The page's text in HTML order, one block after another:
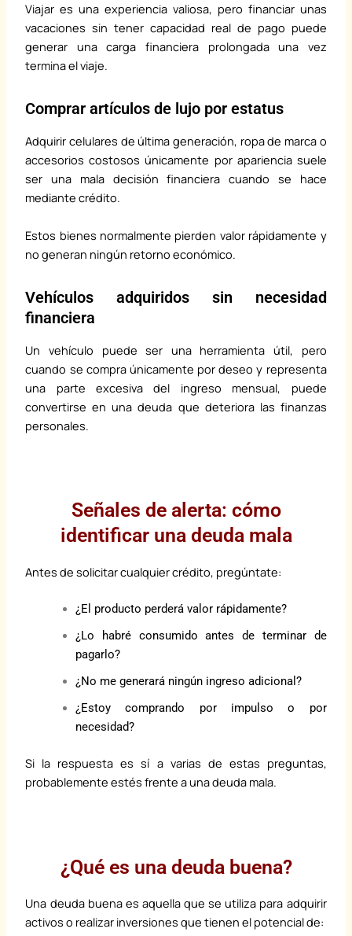
Viajar es una experiencia valiosa, pero financiar unas
vacaciones sin tener capacidad real de pago puede
generar una carga financiera prolongada una vez
termina el viaje.
Comprar artículos de lujo por estatus
Adquirir celulares de última generación, ropa de marca o
accesorios costosos únicamente por apariencia suele
ser una mala decisión financiera cuando se hace
mediante crédito.
Estos bienes normalmente pierden valor rápidamente y
no generan ningún retorno económico.
Vehículos adquiridos sin necesidad
financiera
Un vehículo puede ser una herramienta útil, pero
cuando se compra únicamente por deseo y representa
una parte excesiva del ingreso mensual, puede
convertirse en una deuda que deteriora las finanzas
personales.
Señales de alerta: cómo
identificar una deuda mala
Antes de solicitar cualquier crédito, pregúntate:
¿El producto perderá valor rápidamente?
¿Lo habré consumido antes de terminar de
pagarlo?
¿No me generará ningún ingreso adicional?
¿Estoy comprando por impulso o por
necesidad?
Si la respuesta es sí a varias de estas preguntas,
probablemente estés frente a una deuda mala.
¿Qué es una deuda buena?
Una deuda buena es aquella que se utiliza para adquirir
activos o realizar inversiones que tienen el potencial de: